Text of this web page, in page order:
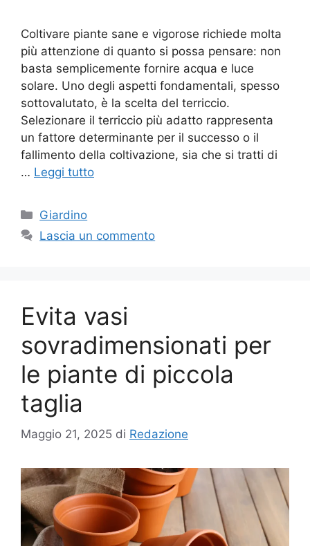
Coltivare piante sane e vigorose richiede molta
più attenzione di quanto si possa pensare: non
basta semplicemente fornire acqua e luce
solare. Uno degli aspetti fondamentali, spesso
sottovalutato, è la scelta del terriccio.
Selezionare il terriccio più adatto rappresenta
un fattore determinante per il successo o il
fallimento della coltivazione, sia che si tratti di
… Leggi tutto
Categorie
Giardino
Lascia un commento
Evita vasi
sovradimensionati per
le piante di piccola
taglia
Maggio 21, 2025 di Redazione